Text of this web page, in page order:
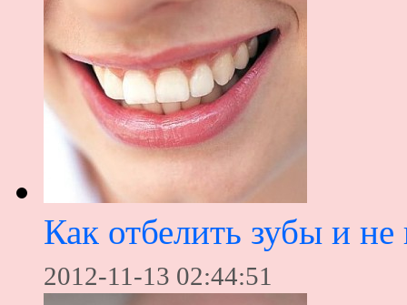
Как отбелить зубы и
2012-11-13 02:44:51